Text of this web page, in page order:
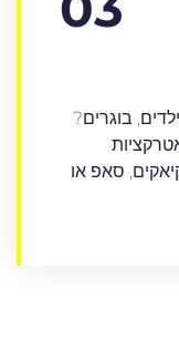
בוגרים?
סאפ או